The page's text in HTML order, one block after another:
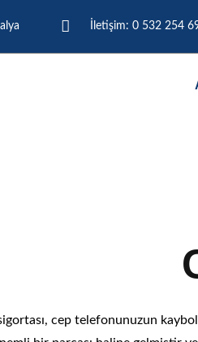
İletişim: 0 532 254
cep telefonunuzun